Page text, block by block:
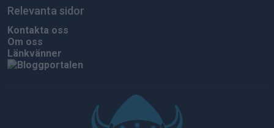
Relevanta sidor
Kontakta oss
Om oss
Länkvänner